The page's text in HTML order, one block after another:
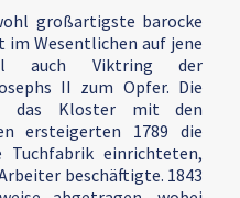
großartigste barocke
Wesentlichen auf jene
auch Viktring der
II zum Opfer. Die
das Kloster mit den
ersteigerten 1789 die
einrichteten,
beschäftigte. 1843